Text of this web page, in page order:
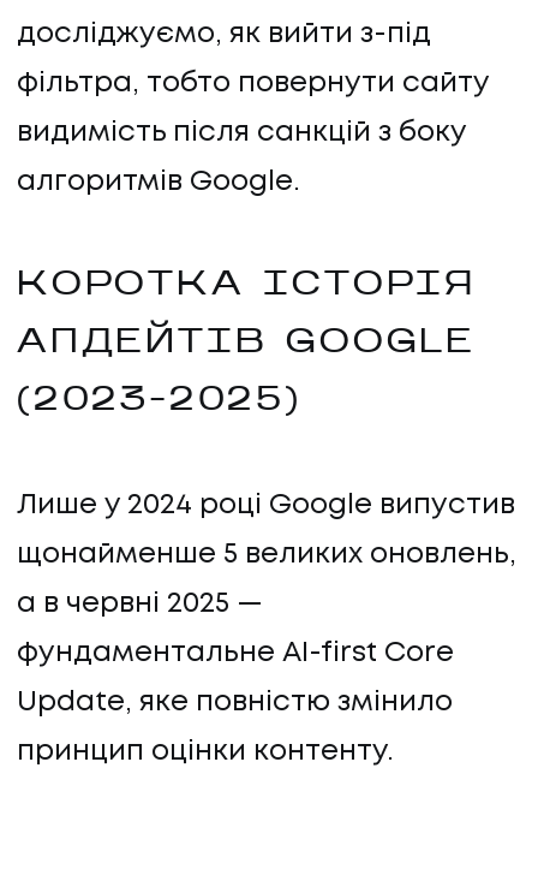
досліджуємо, як вийти з-під
фільтра, тобто повернути сайту
видимість після санкцій з боку
алгоритмів Google.
КОРОТКА ІСТОРІЯ
АПДЕЙТІВ GOOGLE
(2023–2025)
Лише у 2024 році Google випустив
щонайменше 5 великих оновлень,
а в червні 2025 —
фундаментальне AI-first Core
Update, яке повністю змінило
принцип оцінки контенту.